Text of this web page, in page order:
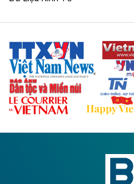
Thái Nguyên và các tỉnh
với hệ thống cửa khẩu
Theo baodautu.vn
Đề xuất đầu tư
tốc CT.11 qua Ninh
Đông A dài khoảng 25,1
lực phát triển kinh tế - xã